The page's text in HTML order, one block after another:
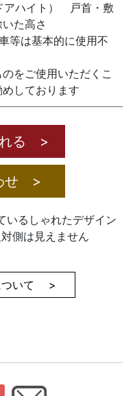
アハイト） 戸首・敷
た高さ
等は基本的に使用不
をご使用いただくこ
めしております
れる >
せ >
いるしゃれたデザイン
側は見えません
ついて >